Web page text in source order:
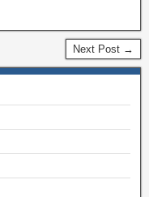
Next Post →